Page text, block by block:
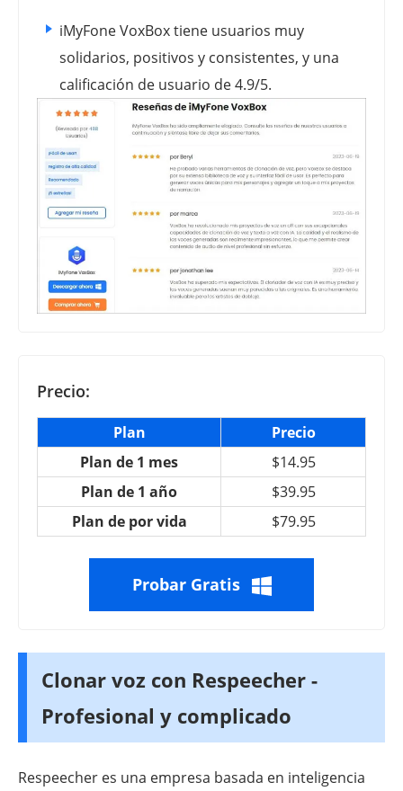
iMyFone VoxBox tiene usuarios muy
solidarios, positivos y consistentes, y una
calificación de usuario de 4.9/5.
Precio:
Plan
Precio
Plan de 1 mes
$14.95
Plan de 1 año
$39.95
Plan de por vida
$79.95
Probar Gratis
Clonar voz con Respeecher -
Profesional y complicado
Respeecher es una empresa basada en inteligencia